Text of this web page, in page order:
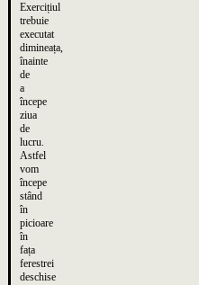
Exercițiul
trebuie
executat
dimineața,
înainte
de
a
începe
ziua
de
lucru.
Astfel
vom
începe
stând
în
picioare
în
fața
ferestrei
deschise